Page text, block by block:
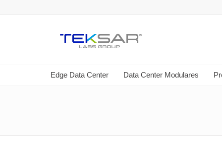
Edge Data Center Data Center Modulares